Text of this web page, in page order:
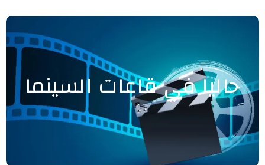
حاليا في قاعات السينما